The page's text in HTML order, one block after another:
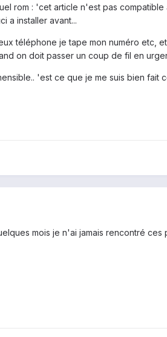
rom : 'cet article n'est pas
a installer avant...
téléphone je tape mon numéro etc,
on doit passer un coup de fil en
'est ce que je me suis bien fait
mois je n'ai jamais rencontré ces